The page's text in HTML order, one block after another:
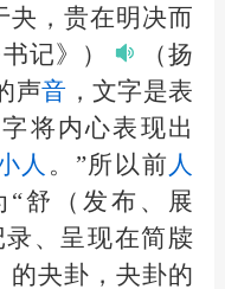
夬，贵在明决而
书记》）
（扬
声音 ，文字是表
将内心表现出
人 。”所以前 人
“舒（发布、展
、呈现在简牍
的夬卦，夬卦的